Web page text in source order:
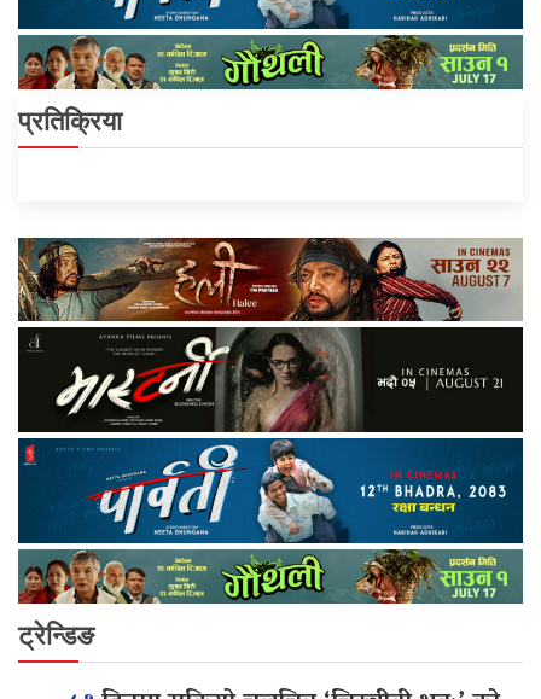
प्रतिक्रिया
ट्रेन्डिङ